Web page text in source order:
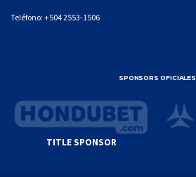
Teléfono: +504 2553-1506
SPONSORS OFICIALES
TITLE SPONSOR